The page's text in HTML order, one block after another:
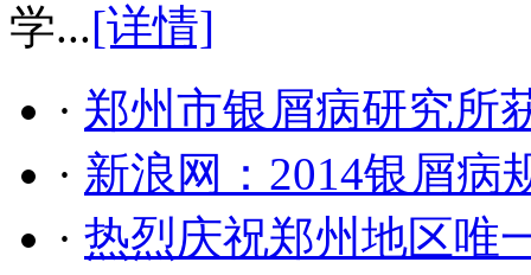
学...[详情]
· 郑州市银屑病研究所
· 新浪网：2014银屑病
· 热烈庆祝郑州地区唯